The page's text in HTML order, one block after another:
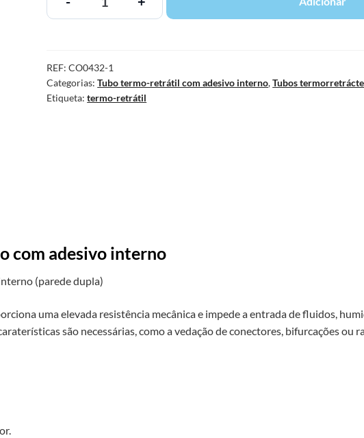
REF:CO0432-1
Categorias:Tubo termo-retrátil com adesivo interno,Tubos
Etiqueta:termo-retrátil
com adesivo interno
(parede dupla)
uma elevada resistência mecânica e impede a entrada de fluidos,
são necessárias, como a vedação de conectores, bifurcações ou